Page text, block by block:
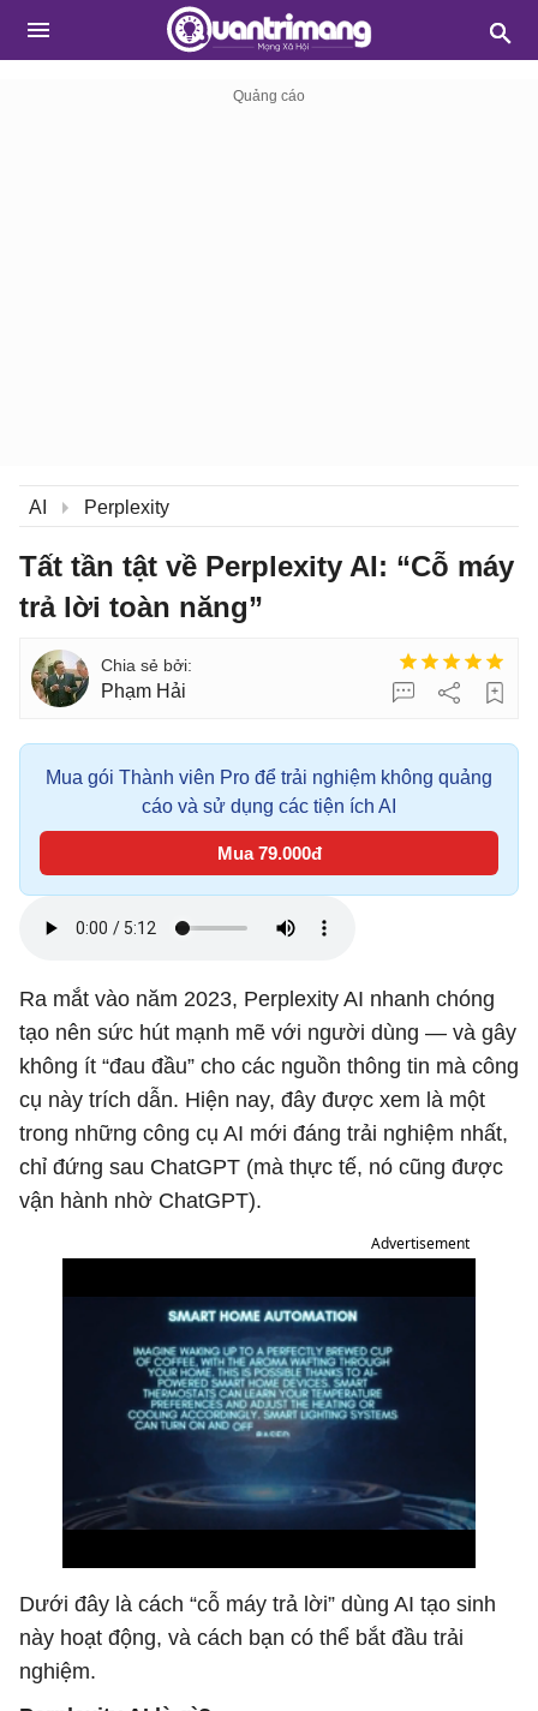
AI Perplexity
Tất tần tật về Perplexity AI: “Cỗ máy
trả lời toàn năng”
Phạm Hải
Mua gói Thành viên Pro để trải nghiệm không quảng
cáo và sử dụng các tiện ích AI
Mua 79.000đ
Ra mắt vào năm 2023, Perplexity AI nhanh chóng
tạo nên sức hút mạnh mẽ với người dùng — và gây
không ít “đau đầu” cho các nguồn thông tin mà công
cụ này trích dẫn. Hiện nay, đây được xem là một
trong những công cụ AI mới đáng trải nghiệm nhất,
chỉ đứng sau ChatGPT (mà thực tế, nó cũng được
vận hành nhờ ChatGPT).
Advertisement
Dưới đây là cách “cỗ máy trả lời” dùng AI tạo sinh
này hoạt động, và cách bạn có thể bắt đầu trải
nghiệm.